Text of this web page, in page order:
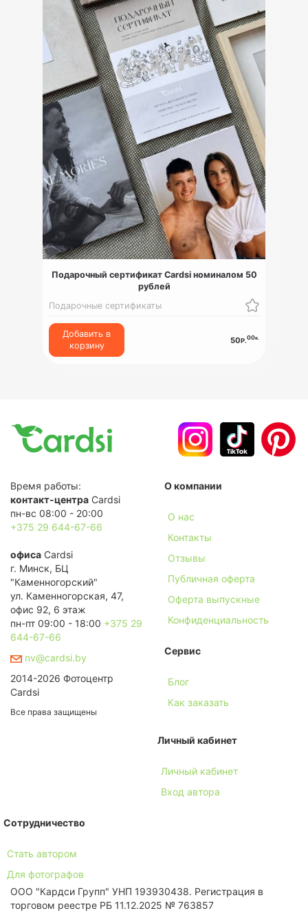
Подарочный сертификат Cardsi номиналом 50
рублей
Подарочные сертификаты
Добавить в
корзину
50Р.00к.
Время работы:
контакт-центра Cardsi
пн-вс 08:00 - 20:00
+375 29 644-67-66
офиса Cardsi
г. Минск, БЦ
"Каменногорский"
ул. Каменногорская, 47,
офис 92, 6 этаж
пн-пт 09:00 - 18:00 +375 29
644-67-66
nv@cardsi.by
2014-2026 Фотоцентр
Cardsi
Все права защищены
О компании
О нас
Контакты
Отзывы
Публичная оферта
Оферта выпускные
Конфиденциальность
Сервис
Блог
Как заказать
Личный кабинет
Личный кабинет
Вход автора
Сотрудничество
Стать автором
Для фотографов
ООО "Кардси Групп" УНП 193930438. Региcтрация в
торговом реестре РБ 11.12.2025 № 763857